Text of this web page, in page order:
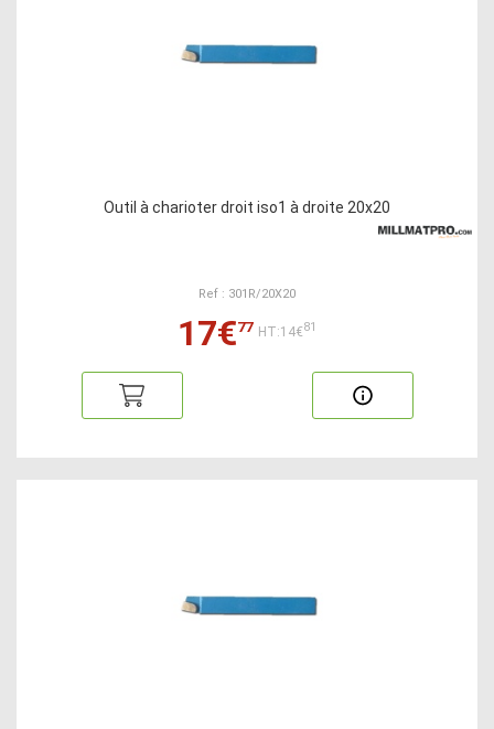
Outil à charioter droit iso1 à droite 20x20
Ref : 301R/20X20
17€77 HT:14€81